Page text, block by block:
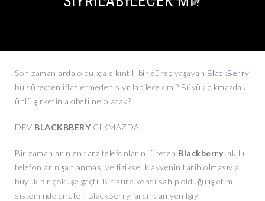
Son zamanlarda oldukça sıkıntılı bir süreç yaşayan BlackBerry
bu süreçten iflas etmeden sıyrılabilecek mi? Büyük çıkmazdaki
ünlü şirketin akıbeti ne olacak?
DEV BLACKBBERYÇIKMAZDA !
Bir zamanların en tarz telefonlarını üreten Blackberry , akıllı
telefonların şahlanması ve fiziksel klavyenin tarih olmasıyla
büyük bir çöküşe geçti. Bir süre kendi sahip olduğu işletim
sisteminde direten BlackBerry, ardından yenilgiyi